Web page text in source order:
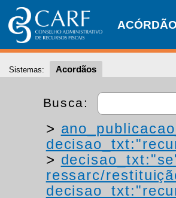
Sistemas: Acordãos
Busca:
>
>
ressarc/